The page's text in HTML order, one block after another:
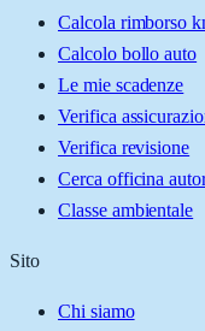
Calcola rimborso
Calcolo bollo auto
Le mie scadenze
Verifica
Verifica revisione
Cerca officina
Classe ambientale
Sito
Chi siamo